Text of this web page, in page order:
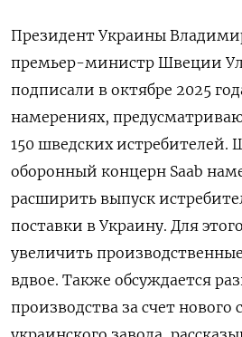
Президент Украины
премьер-министр Швеции
подписали в октябре 2025
намерениях,
150 шведских истребителей.
оборонный концерн Saab
расширить выпуск
поставки в Украину. Для
увеличить
вдвое. Также обсуждается
производства за счет нового